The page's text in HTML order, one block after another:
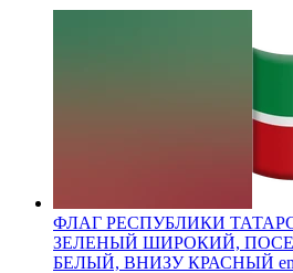
ФЛАГ РЕСПУБЛИКИ
ЗЕЛЕНЫЙ ШИРОКИЙ,
БЕЛЫЙ, ВНИЗУ КРАСНЫЙ